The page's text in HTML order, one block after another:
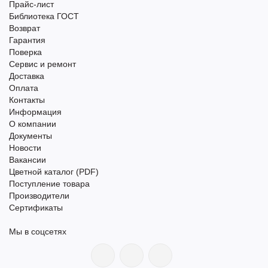
Прайс-лист
Библиотека ГОСТ
Возврат
Гарантия
Поверка
Сервис и ремонт
Доставка
Оплата
Контакты
Информация
О компании
Документы
Новости
Вакансии
Цветной каталог (PDF)
Поступление товара
Производители
Сертификаты
Мы в соцсетях